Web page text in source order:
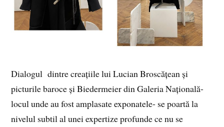
Dialogul dintre creațiile lui Lucian Broscățean și
picturile baroce și Biedermeier din Galeria Națională-
locul unde au fost amplasate exponatele- se poartă la
nivelul subtil al unei expertize profunde ce nu se